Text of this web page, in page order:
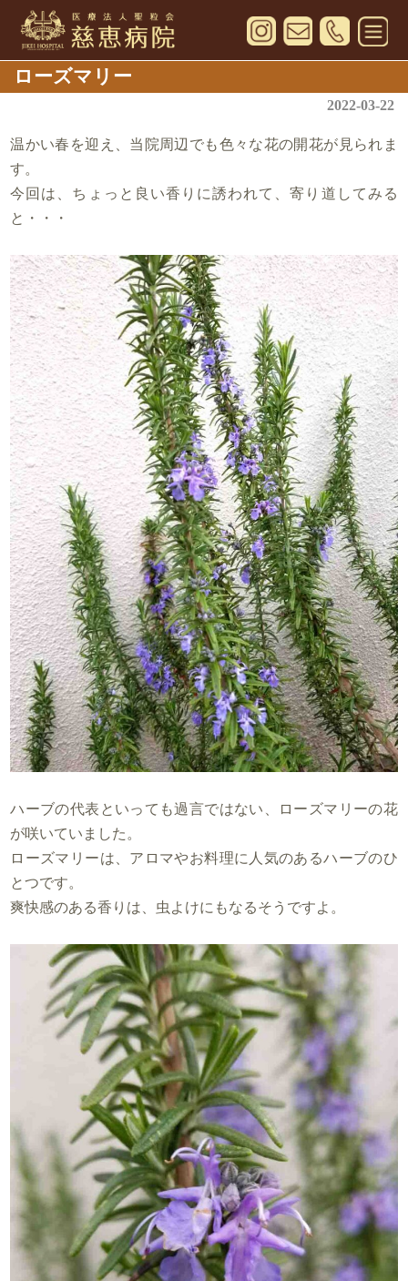
ローズマリー
2022-03-22
温かい春を迎え、当院周辺でも色々な花の開花が見られま
す。
今回は、ちょっと良い香りに誘われて、寄り道してみる
と・・・
ハーブの代表といっても過言ではない、ローズマリーの花
が咲いていました。
ローズマリーは、アロマやお料理に人気のあるハーブのひ
とつです。
爽快感のある香りは、虫よけにもなるそうですよ。